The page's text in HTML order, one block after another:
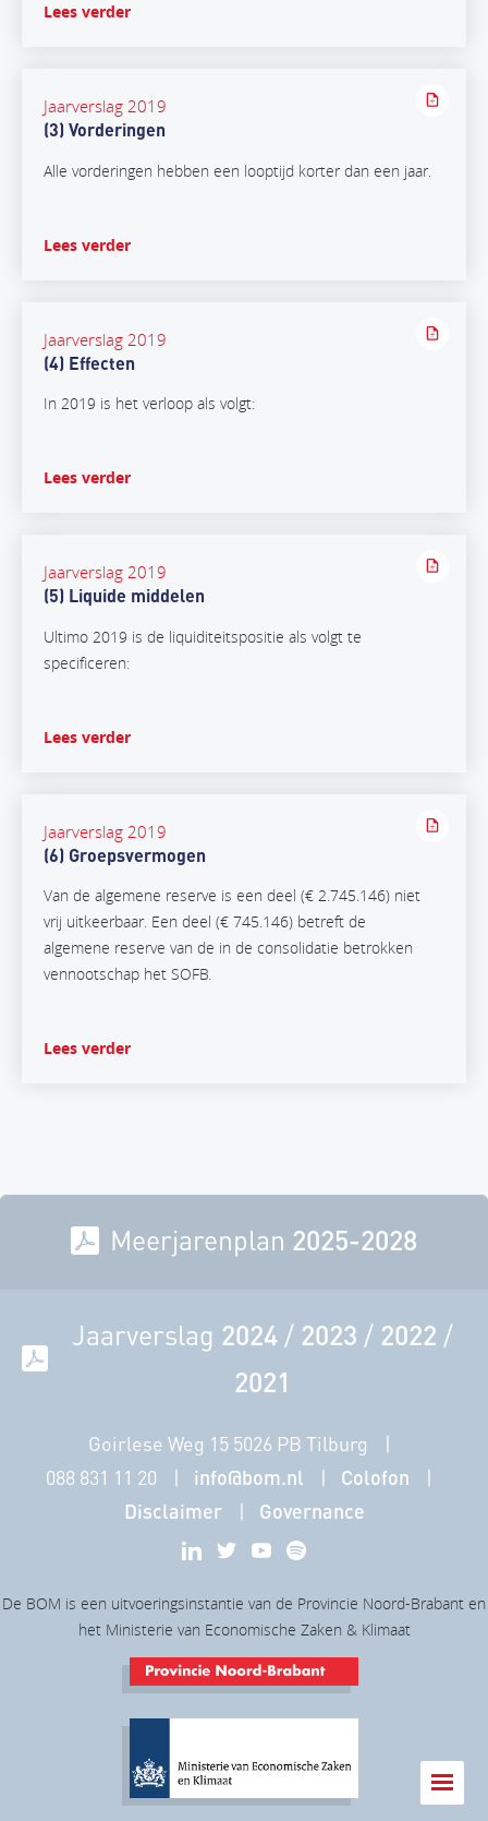
Lees verder
Jaarverslag 2019
(3) Vorderingen
Alle vorderingen hebben een looptijd korter dan een jaar.
Lees verder
Jaarverslag 2019
(4) Effecten
In 2019 is het verloop als volgt:
Lees verder
Jaarverslag 2019
(5) Liquide middelen
Ultimo 2019 is de liquiditeitspositie als volgt te
specificeren:
Lees verder
Jaarverslag 2019
(6) Groepsvermogen
Van de algemene reserve is een deel (€ 2.745.146) niet
vrij uitkeerbaar. Een deel (€ 745.146) betreft de
algemene reserve van de in de consolidatie betrokken
vennootschap het SOFB.
Lees verder
Meerjarenplan 2025-2028
Jaarverslag 2024/ 2023 / 2022 /
2021
Goirlese Weg 15 5026 PB Tilburg
088 831 11 20
info@bom.nl
Colofon
Disclaimer
Governance
De BOM is een uitvoeringsinstantie van de Provincie Noord-Brabant en
het Ministerie van Economische Zaken & Klimaat